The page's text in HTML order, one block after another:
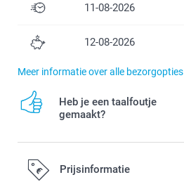
11-08-2026
12-08-2026
Meer informatie over alle bezorgopties
Heb je een taalfoutje
gemaakt?
Prijsinformatie